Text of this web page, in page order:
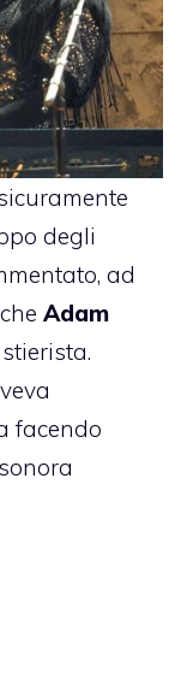
degli
ad
Adam
facendo